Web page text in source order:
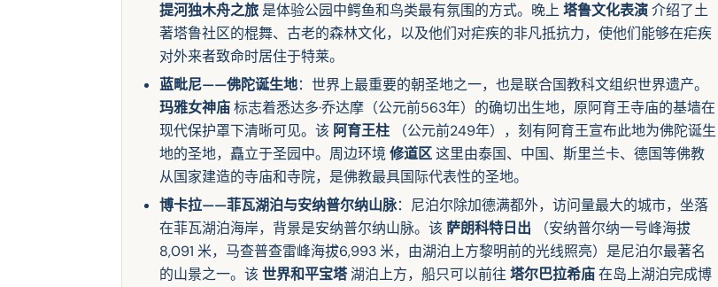
提河独木舟之旅 是体验公园中鳄鱼和鸟类最有氛围的方式。晚上 塔鲁文化表演介绍了土
著塔鲁社区的棍舞、古老的森林文化，以及他们对疟疾的非凡抵抗力，使他们能够在疟疾
对外来者致命时居住于特莱。
蓝毗尼——佛陀诞生地：世界上最重要的朝圣地之一，也是联合国教科文组织世界遗产。
玛雅女神庙标志着悉达多·乔达摩（公元前563年）的确切出生地，原阿育王寺庙的基墙在
现代保护罩下清晰可见。该 阿育王柱 （公元前249年），刻有阿育王宣布此地为佛陀诞生
地的圣地，矗立于圣园中。周边环境修道区这里由泰国、中国、斯里兰卡、德国等佛教
从国家建造的寺庙和寺院，是佛教最具国际代表性的圣地。
博卡拉——菲瓦湖泊与安纳普尔纳山脉：尼泊尔除加德满都外，访问量最大的城市，坐落
在菲瓦湖泊海岸，背景是安纳普尔纳山脉。该 萨朗科特日出 （安纳普尔纳一号峰海拔
8,091 米，马查普查雷峰海拔6,993 米，由湖泊上方黎明前的光线照亮）是尼泊尔最著名
的山景之一。该 世界和平宝塔湖泊上方，船只可以前往 塔尔巴拉希庙在岛上湖泊完成博